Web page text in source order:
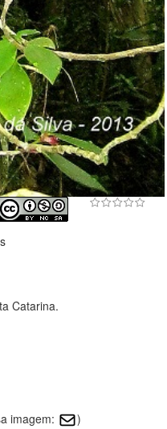
Catarina.
imagem:
)